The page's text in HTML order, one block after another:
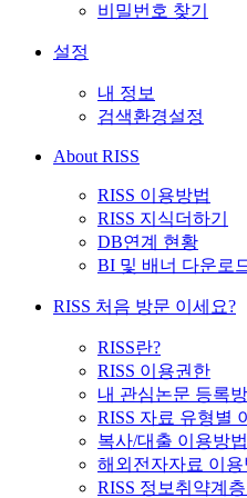
비밀번호 찾기
설정
내 정보
검색환경설정
About RISS
RISS 이용방법
RISS 지식더하기
DB연계 현황
BI 및 배너 다운로
RISS 처음 방문 이세요?
RISS란?
RISS 이용권한
내 관심논문 등록
RISS 자료 유형별
복사/대출 이용방법
해외전자자료 이용
RISS 정보취약계